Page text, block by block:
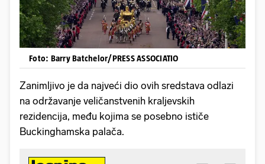
Foto: Barry Batchelor/PRESS ASSOCIATIO
Zanimljivo je da najveći dio ovih sredstava odlazi
na održavanje veličanstvenih kraljevskih
rezidencija, među kojima se posebno ističe
Buckinghamska palača.